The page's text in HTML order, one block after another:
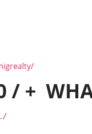
/ +